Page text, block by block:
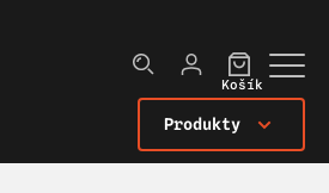
Produkty
Košík